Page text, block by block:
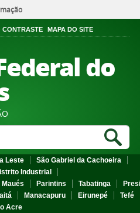
CONTRASTE MAPA DO SITE
do
Leste
São Gabriel da Cachoeira
Industrial
Maués Parintins Tabatinga
Manacapuru Eirunepé
Tefé
Acre